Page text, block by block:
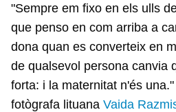
"Sempre em fixo en els ulls
que penso en com arriba a
dona quan es converteix en
de qualsevol persona canvia
forta: i la maternitat n'és
fotògrafa lituana Vaida